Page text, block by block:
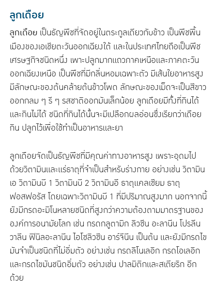
ลูกเดือย
ลูกเดือย เป็นธัญพืชที่จัดอยู่ในตระกูลเดียวกับข้าว เป็นพืชพื้น
เมืองของเอเชียตะวันออกเฉียงใต้ และในประเทศไทยถือเป็นพืช
เศรษฐกิจชนิดหนึ่ง เพาะปลูกมากแถวภาคเหนือและภาคตะวัน
ออกเฉียงเหนือ เป็นพืชที่มีกลิ่นหอมเฉพาะตัว มีเส้นใยอาหารสูง
มีลักษณะของต้นคล้ายต้นข้าวโพด ลักษณะของเม็ดจะเป็นสีขาว
ออกกลม ๆ รี ๆ รสชาติออกมันเล็กน้อย ลูกเดือยมีทั้งที่กินได้
และกินไม่ได้ ชนิดที่กินได้นั้นจะมีเปลือกผลอ่อนซึ่งเรียกว่าเดือย
กิน ปลูกไว้เพื่อใช้ทำเป็นอาหารและยา
ลูกเดือยจัดเป็นธัญพืชที่มีคุณค่าทางอาหารสูง เพราะอุดมไป
ด้วยวิตามินและแร่ธาตุที่จำเป็นสำหรับร่างกาย อย่างเช่น วิตามิน
เอ วิตามินบี 1 วิตามินบี 2 วิตามินอี ธาตุแคลเซียม ธาตุ
ฟอสฟอรัส โดยเฉพาะวิตามินบี 1 ที่มีปริมาณสูงมาก นอกจากนี้
ยังมีกรดอะมิโนหลายชนิดที่สูงกว่าความต้องตามมาตรฐานของ
องค์การอนามัยโลก เช่น กรดกลูตามิก ลิวซีน อะลานีน โปรลีน
วาลีน ฟินิลอะลานีน ไอโซลิวซีน อาร์จีนีน เป็นต้น และยังมีกรดไข
มันจำเป็นชนิดที่ไม่อิ่มตัว อย่างเช่น กรดลิโนเลอิก กรดโอเลอิก
และกรดไขมันชนิดอิ่มตัว อย่างเช่น ปาลมิติกและสเตียริก อีก
ด้วย